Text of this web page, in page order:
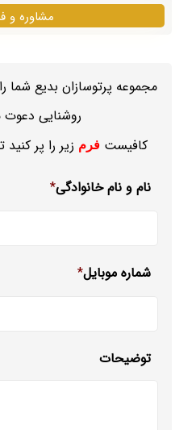
مشاوره و
مجموعه پرتوسازان بدیع شما
روشنایی دعوت
کافیست فرم زیر را پر
نام و نام خانوادگی*
شماره موبایل*
توضیحات